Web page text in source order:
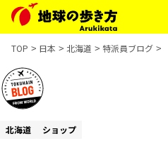
TOP 日本 北海道 特派員ブログ
北海道 ショップ